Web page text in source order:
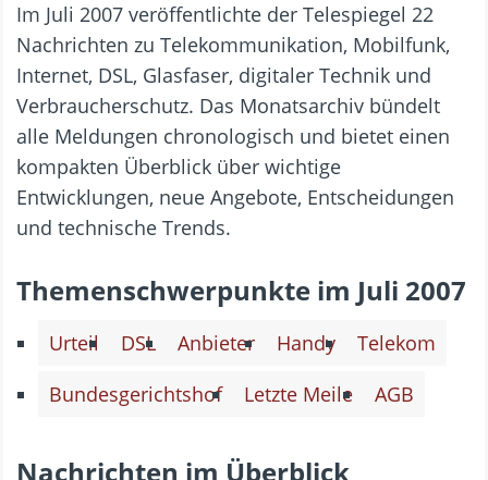
Im Juli 2007 veröffentlichte der Telespiegel 22
Nachrichten zu Telekommunikation, Mobilfunk,
Internet, DSL, Glasfaser, digitaler Technik und
Verbraucherschutz. Das Monatsarchiv bündelt
alle Meldungen chronologisch und bietet einen
kompakten Überblick über wichtige
Entwicklungen, neue Angebote, Entscheidungen
und technische Trends.
Themenschwerpunkte im Juli 2007
Urteil DSL Anbieter Handy
Telekom
Bundesgerichtshof
Letzte Meile AGB
Nachrichten im Überblick